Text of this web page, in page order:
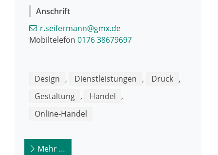
Anschrift
r.seifermann@gmx.de
Mobiltelefon 0176 38679697
Design , Dienstleistungen , Druck ,
Gestaltung , Handel ,
Online-Handel
Mehr …